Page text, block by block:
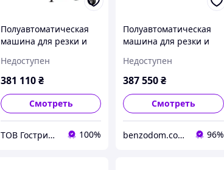
Полуавтоматическая
машина для резки и
SSA 400GHPROS
Недоступен
381 110₴
Смотреть
ТОВ Гострий Кут 100%
Полуавтоматическая
машина для резки и
SSA 500G
Недоступен
387 550₴
Смотреть
benzodom.com.ua 96%